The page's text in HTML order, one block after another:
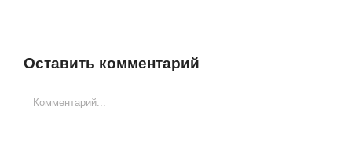
Оставить комментарий
Comment